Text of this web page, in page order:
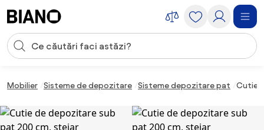
Introducerea căutării
Mobilier Sisteme de depozitare Sisteme depozitare pat Cutie